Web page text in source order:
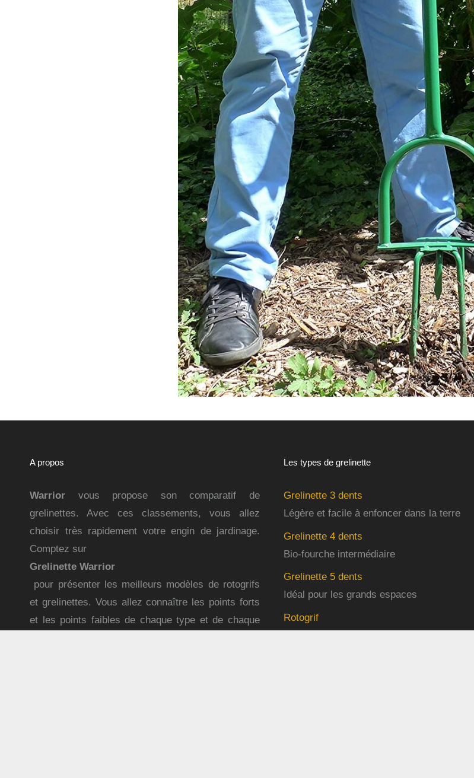
A propos
Warrior vous propose son comparatif de
grelinettes. Avec ces classements, vous allez
choisir très rapidement votre engin de jardinage.
Comptez sur
Grelinette Warrior
pour présenter les meilleurs modèles de rotogrifs
et grelinettes. Vous allez connaître les points forts
et les points faibles de chaque type et de chaque
Les types de grelinette
Grelinette 3 dents
Légère et facile à enfoncer dans la terre
Grelinette 4 dents
Bio-fourche intermédiaire
Grelinette 5 dents
Idéal pour les grands espaces
Rotogrif